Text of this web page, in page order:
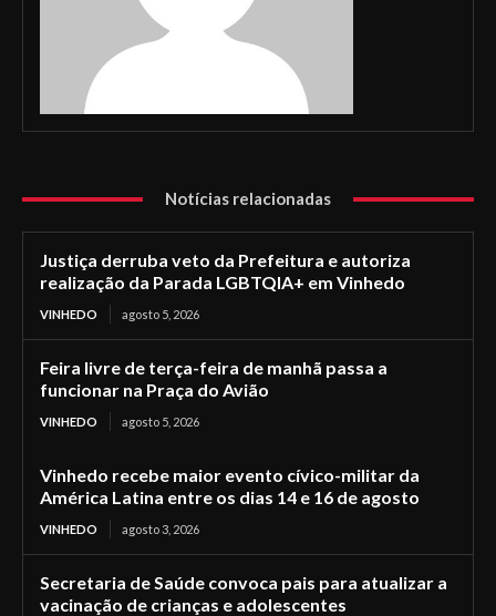
Notícias relacionadas
Justiça derruba veto da Prefeitura e autoriza
realização da Parada LGBTQIA+ em Vinhedo
VINHEDO agosto 5, 2026
Feira livre de terça-feira de manhã passa a
funcionar na Praça do Avião
VINHEDO agosto 5, 2026
Vinhedo recebe maior evento cívico-militar da
América Latina entre os dias 14 e 16 de agosto
VINHEDO agosto 3, 2026
Secretaria de Saúde convoca pais para atualizar a
vacinação de crianças e adolescentes